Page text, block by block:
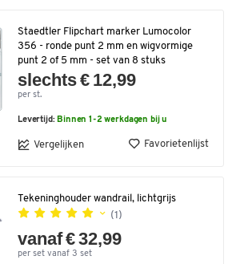
Staedtler Flipchart marker Lumocolor
356 - ronde punt 2 mm en wigvormige
punt 2 of 5 mm - set van 8 stuks
slechts € 12,99
per st.
Levertijd: Binnen 1-2 werkdagen bij u
Vergelijken Favorietenlijst
Tekeninghouder wandrail, lichtgrijs
(1)
vanaf € 32,99
per set vanaf 3 set